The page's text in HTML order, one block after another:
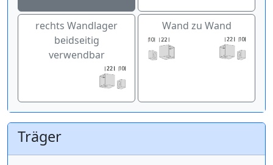
rechts Wandlager
beidseitig
verwendbar
Wand zu Wand
Träger